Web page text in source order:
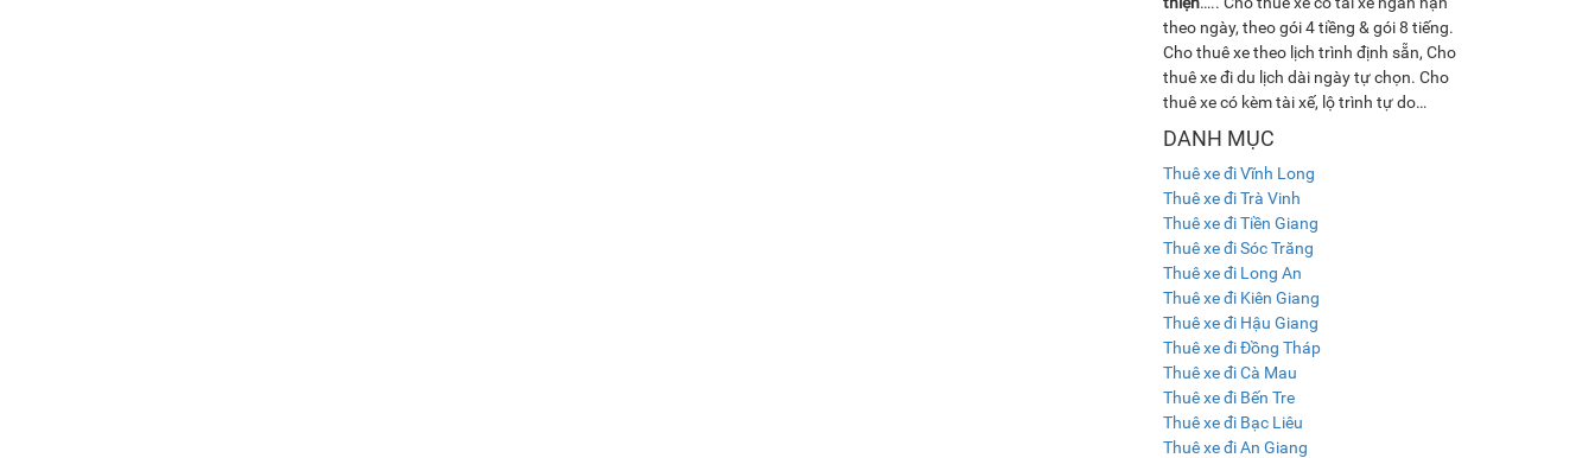
theo ngày, theo gói 4 tiềng & gói 8 tiếng.
Cho thuê xe theo lịch trình định sẵn, Cho
thuê xe đi du lịch dài ngày tự chọn. Cho
thuê xe có kèm tài xế, lộ trình tự do…
DANH MỤC
Thuê xe đi Vĩnh Long
Thuê xe đi Trà Vinh
Thuê xe đi Tiền Giang
Thuê xe đi Sóc Trăng
Thuê xe đi Long An
Thuê xe đi Kiên Giang
Thuê xe đi Hậu Giang
Thuê xe đi Đồng Tháp
Thuê xe đi Cà Mau
Thuê xe đi Bến Tre
Thuê xe đi Bạc Liêu
Thuê xe đi An Giang